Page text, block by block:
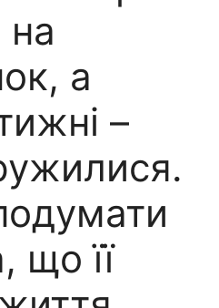
на
а
–
що її